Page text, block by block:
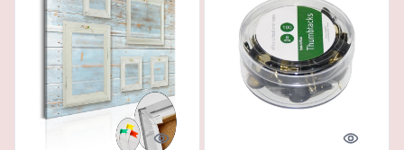
Quick look Quick